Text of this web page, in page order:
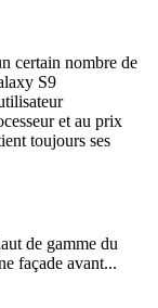
certain nombre de
S9
et au prix
toujours ses
de gamme du
façade avant...